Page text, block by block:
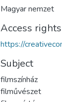
Magyar nemzet
Access rights
https://
Subject
filmszínház
filművészet